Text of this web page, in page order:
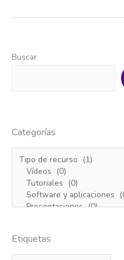
Buscar
Categorías
Etiquetas